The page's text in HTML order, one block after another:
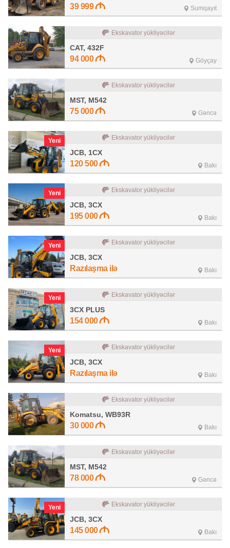
39 999 Sumqayıt
Ekskavator yükliyəcilər
CAT, 432F
94 000 Göyçay
Ekskavator yükliyəcilər
MST, M542
75 000 Gəncə
Yeni Ekskavator yükliyəcilər
JCB, 1CX
120 500 Bakı
Yeni Ekskavator yükliyəcilər
JCB, 3CX
195 000 Bakı
Yeni Ekskavator yükliyəcilər
JCB, 3CX
Razılaşma ilə Bakı
Yeni Ekskavator yükliyəcilər
3CX PLUS
154 000 Bakı
Yeni Ekskavator yükliyəcilər
JCB, 3CX
Razılaşma ilə Bakı
Ekskavator yükliyəcilər
Komatsu, WB93R
30 000 Bakı
Ekskavator yükliyəcilər
MST, M542
78 000 Gəncə
Yeni Ekskavator yükliyəcilər
JCB, 3CX
145 000 Bakı